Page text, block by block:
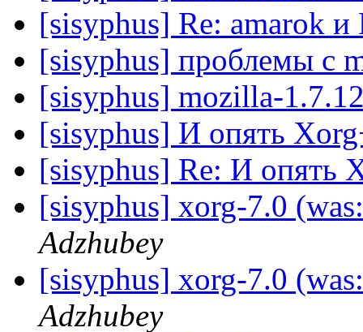
[sisyphus] Re: amarok и
[sisyphus] проблемы с
[sisyphus] mozilla-
[sisyphus] И опять
[sisyphus] Re: И опять
[sisyphus] xorg-7.0
Adzhubey
[sisyphus] xorg-7.0
Adzhubey